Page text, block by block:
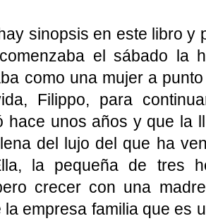
sinopsis en este libro y
el sábado la
como una mujer a
Filippo, para
hace unos años y que la
del lujo del que ha
la pequeña de tres
crecer con una
la empresa familia que es